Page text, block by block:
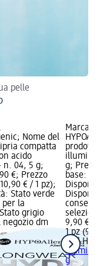
pelle
Nome del
compatta
acido
n. 04, 5 g;
€; Prezzo
€ / 1 pz);
Stato verde
per la
grigio
negozio dm
Marca:
g;
base: 1
9,90 €
1 pz
Bell
g